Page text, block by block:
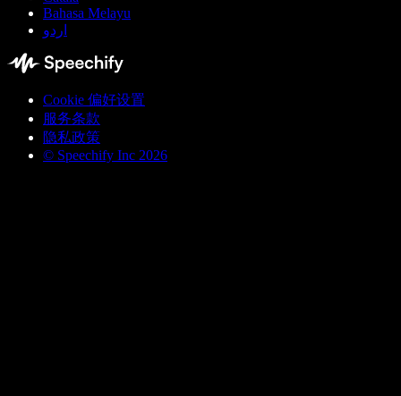
Bahasa Melayu
اردو
Cookie 偏好设置
服务条款
隐私政策
© Speechify Inc 2026